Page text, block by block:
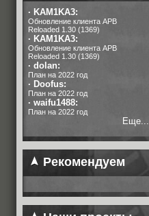
· KAM1KA3:
Обновление клиента APB
Reloaded 1.30 (1369)
· KAM1KA3:
Обновление клиента APB
Reloaded 1.30 (1369)
· dolan:
План на 2022 год
· Doofus:
План на 2022 год
· waifu1488:
План на 2022 год
Еще...
Рекомендуем